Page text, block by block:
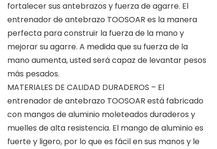
fortalecer sus antebrazos y fuerza de agarre. El
entrenador de antebrazo TOOSOAR es la manera
perfecta para construir la fuerza de la mano y
mejorar su agarre. A medida que su fuerza de la
mano aumenta, usted será capaz de levantar pesos
más pesados.
MATERIALES DE CALIDAD DURADEROS – El
entrenador de antebrazo TOOSOAR está fabricado
con mangos de aluminio moleteados duraderos y
muelles de alta resistencia. El mango de aluminio es
fuerte y ligero, por lo que es fácil en sus manos y le